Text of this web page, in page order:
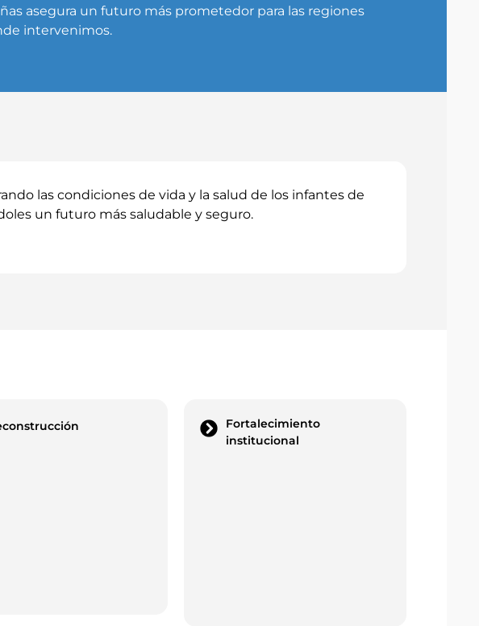
asegura un futuro más prometedor para las regiones
intervenimos.
las condiciones de vida y la salud de los infantes de
un futuro más saludable y seguro.
Fortalecimiento
institucional